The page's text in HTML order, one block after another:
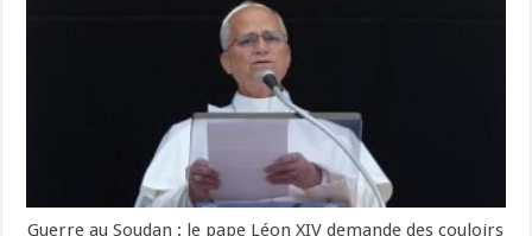
Guerre au Soudan : le pape Léon XIV demande des couloirs